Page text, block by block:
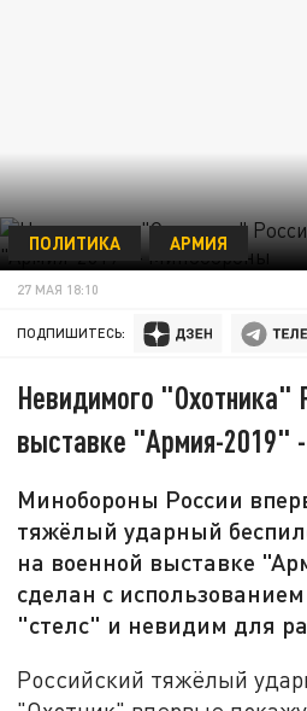
ПОЛИТИКА АРМИЯ
27 МАЯ 18:10
ПОДПИШИТЕСЬ:
Невидимого "Охотника"
выставке "Армия-2019"
Минобороны России
тяжёлый ударный
на военной выставке
сделан с
"стелс" и невидим для
Российский тяжёлый